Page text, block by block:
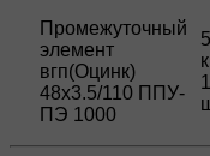
Промежуточный
элемент
вгп(Оцинк)
48х3.5/110 ППУ-
ПЭ 1000
1